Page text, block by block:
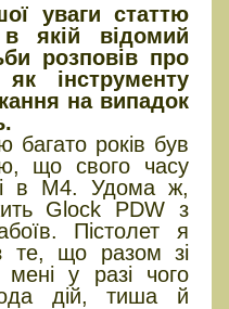
уваги статтю
якій відомий
розповів про
інструменту
на випадок
років був
що свого часу
і в М4. Удома ж,
Glock PDW з
Пістолет я
те, що разом зі
у разі чого
дій, тиша й